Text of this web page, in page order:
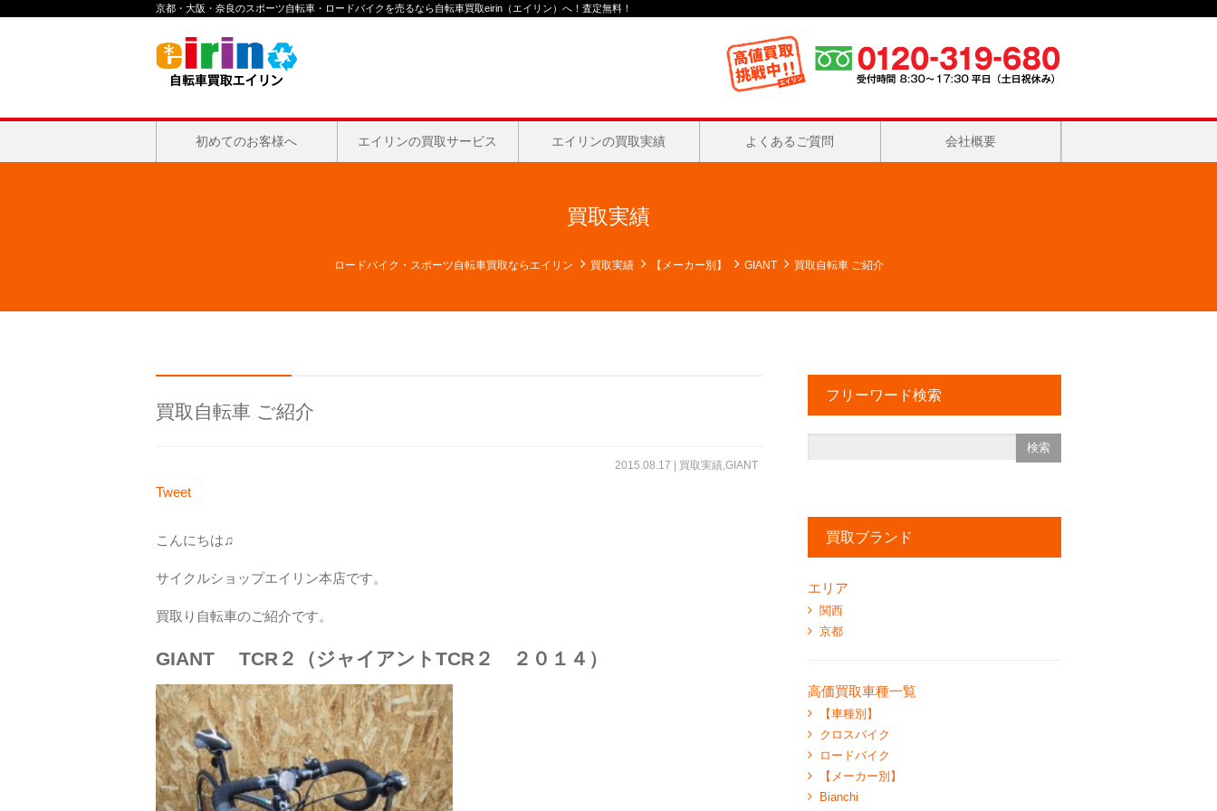
京都・大阪・奈良のスポーツ自転車・ロードバイクを売るなら自転車買取eirin（エイリン）へ！査定無料！
初めてのお客様へ エイリンの買取サービス エイリンの買取実績 よくあるご質問 会社概要
買取実績
ロードバイク・スポーツ自転車買取ならエイリン 買取実績 【メーカー別】 GIANT 買取自転車 ご紹介
買取自転車 ご紹介
2015.08.17 | 買取実績 GIANT
Tweet
こんにちは♫
サイクルショップエイリン本店です。
買取り自転車のご紹介です。
GIANT TCR２（ジャイアントTCR２ ２０１４）
フリーワード検索
買取ブランド
エリア
関西
京都
高価買取車種一覧
【車種別】
クロスバイク
ロードバイク
【メーカー別】
Bianchi